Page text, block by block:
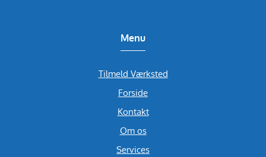
Menu
Tilmeld Værksted
Forside
Kontakt
Om os
Services